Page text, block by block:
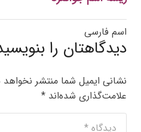
اسم فارسی
دیدگاهتان را
نشانی ایمیل شما منتشر
علامت‌گذاری شده‌اند *